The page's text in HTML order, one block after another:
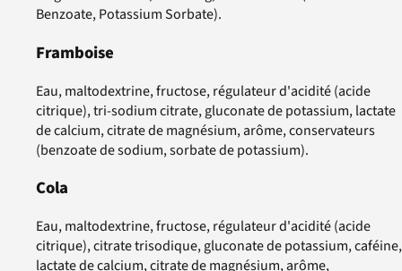
Benzoate, Potassium Sorbate).
Framboise
Eau, maltodextrine, fructose, régulateur d'acidité (acide
citrique), tri-sodium citrate, gluconate de potassium, lactate
de calcium, citrate de magnésium, arôme, conservateurs
(benzoate de sodium, sorbate de potassium).
Cola
Eau, maltodextrine, fructose, régulateur d'acidité (acide
citrique), citrate trisodique, gluconate de potassium, caféine,
lactate de calcium, citrate de magnésium, arôme,